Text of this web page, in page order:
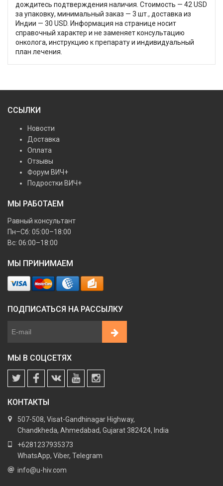
дождитесь подтверждения наличия. Стоимость — 42 USD
за упаковку, минимальный заказ — 3 шт., доставка из
Индии — 30 USD. Информация на странице носит
справочный характер и не заменяет консультацию
онколога, инструкцию к препарату и индивидуальный
план лечения.
ССЫЛКИ
Новости
Доставка
Оплата
Отзывы
Форум ВИЧ+
Подростки ВИЧ+
МЫ РАБОТАЕМ
Равный консультант
Пн–Сб: 05:00–18:00
Вс: 06:00–18:00
МЫ ПРИНИМАЕМ
ПОДПИСАТЬСЯ НА РАССЫЛКУ
МЫ В СОЦСЕТЯХ
КОНТАКТЫ
507-508, Visat-Gandhinagar Highway,
Chandkheda, Ahmedabad, Gujarat 382424, India
+6281237935373
WhatsApp, Viber, Telegram
info@u-hiv.com